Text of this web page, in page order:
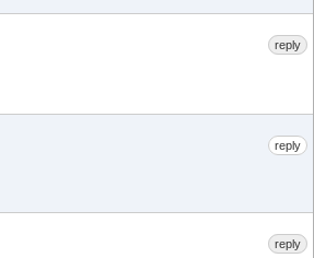
reply
reply
reply